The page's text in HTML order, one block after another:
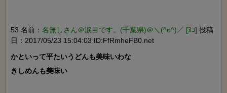
53 名前： 名無しさん＠涙目です。(千葉県)＠＼(^o^)／ [ﾇｺ] 投稿
日：2017/05/23 15:04:03 ID:FfRmheFB0.net
かといって平たいうどんも美味いわな
きしめんも美味い